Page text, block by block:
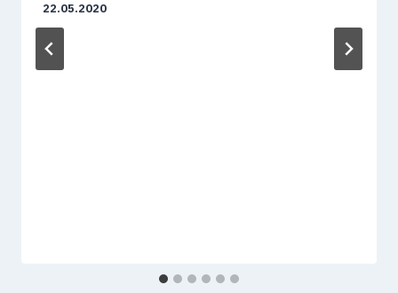
22.05.2020